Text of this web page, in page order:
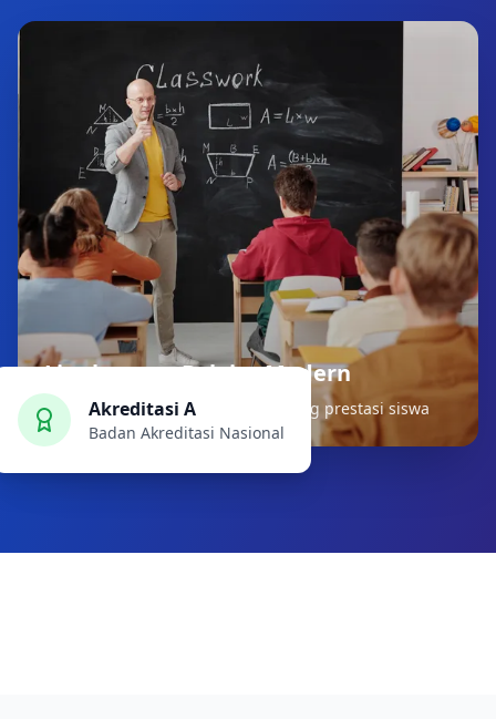
Lingkungan Belajar Modern
Fasilitas terdepan untuk mendukung prestasi siswa
Akreditasi A
Badan Akreditasi Nasional